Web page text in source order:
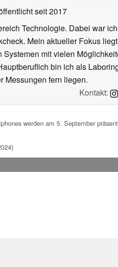
seit 2017
Technologie. Dabei war
Mein aktueller Fokus
mit vielen
bin ich als
Messungen fern liegen.
Kontakt:
werden am 5. September